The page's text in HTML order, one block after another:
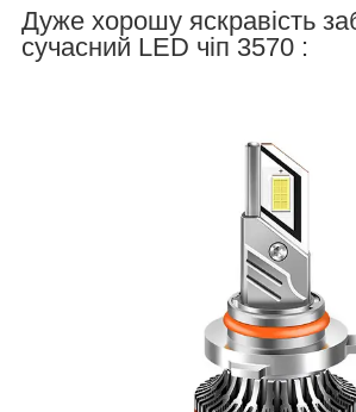
Дуже хорошу яскравість
сучасний LED чіп 3570 :